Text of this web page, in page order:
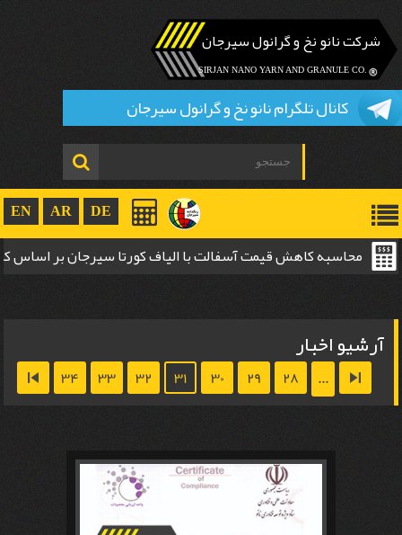
شرکت نانو نخ و گرانول سیرجان
.SIRJAN NANO YARN AND GRANULE CO
کانال تلگرام نانو نخ و گرانول سیرجان
EN AR DE
محاسبه کاهش قیمت آسفالت با الیاف کورتا سیرجان بر
آرشیو اخبار
...
28
29
30
31
32
33
34